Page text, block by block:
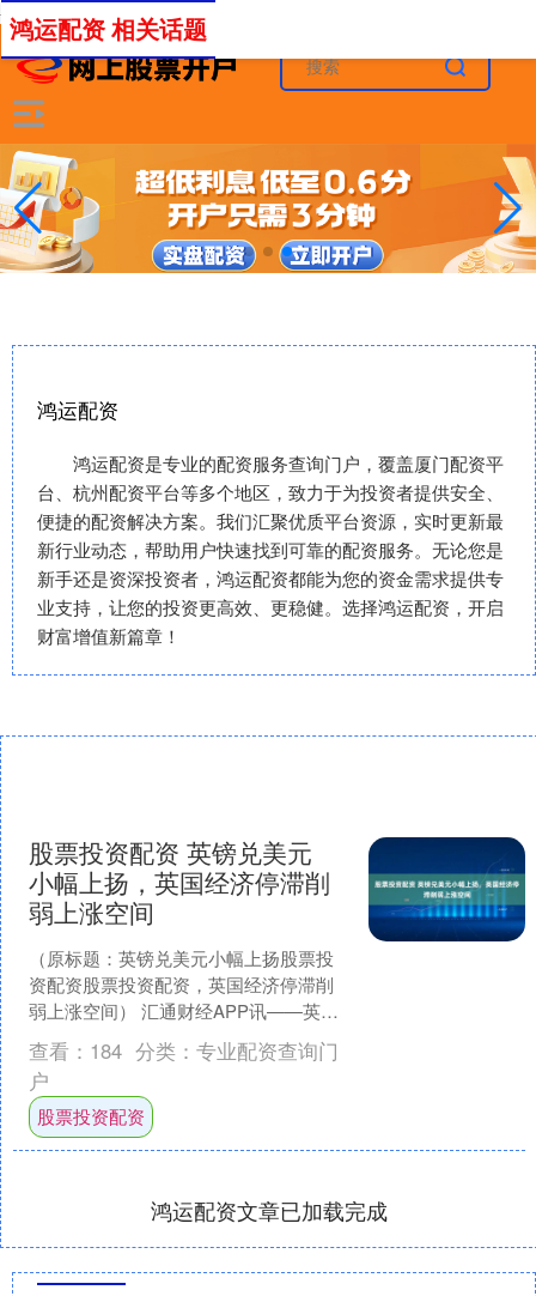
-->
鸿运配资
鸿运配资是专业的配资服务查询门户，覆盖厦门配资平
台、杭州配资平台等多个地区，致力于为投资者提供安全、
便捷的配资解决方案。我们汇聚优质平台资源，实时更新最
新行业动态，帮助用户快速找到可靠的配资服务。无论您是
新手还是资深投资者，鸿运配资都能为您的资金需求提供专
业支持，让您的投资更高效、更稳健。选择鸿运配资，开启
财富增值新篇章！
鸿运配资 相关话题
股票投资配资 英镑兑美元
小幅上扬，英国经济停滞削
弱上涨空间
（原标题：英镑兑美元小幅上扬股票投
资配资股票投资配资，英国经济停滞削
弱上涨空间） 汇通财经APP讯——英镑
兑美元在周一早盘录得1.3555附近的小幅
上涨。投资者....
查看： 184 分类： 专业配资查询门
户
股票投资配资
鸿运配资文章已加载完成